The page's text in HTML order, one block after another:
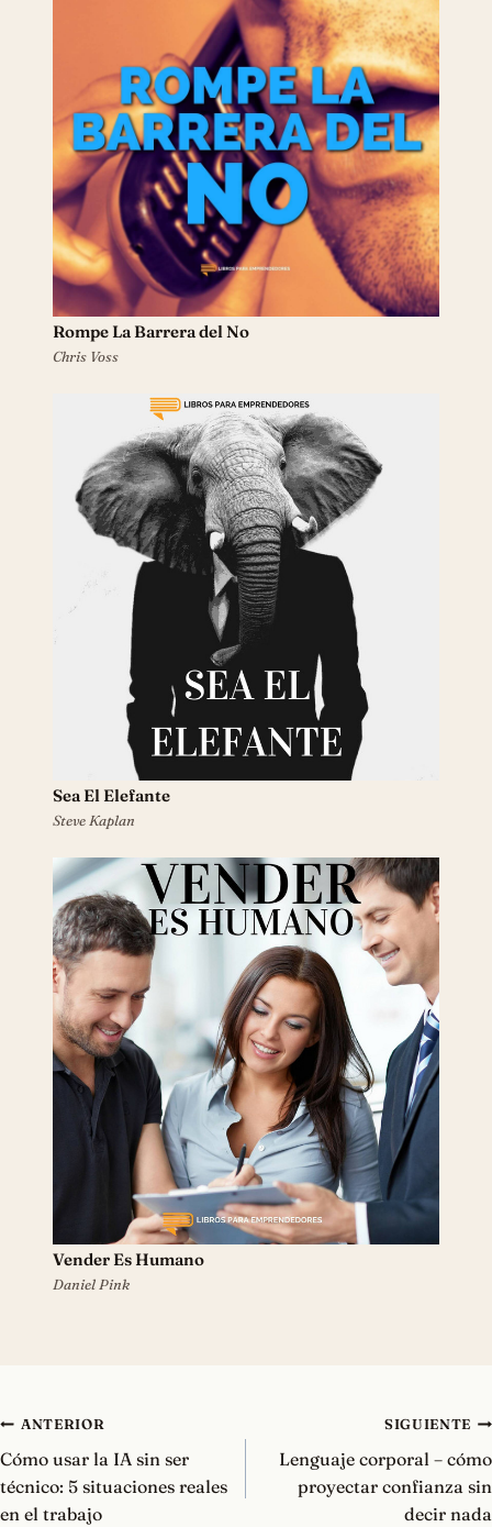
Rompe La Barrera del No
Chris Voss
Sea El Elefante
Steve Kaplan
Vender Es Humano
Daniel Pink
Navegación
de
entradas
ANTERIOR
Cómo usar la IA sin ser
técnico: 5 situaciones reales
en el trabajo
SIGUIENTE
Lenguaje corporal – cómo
proyectar confianza sin
decir nada